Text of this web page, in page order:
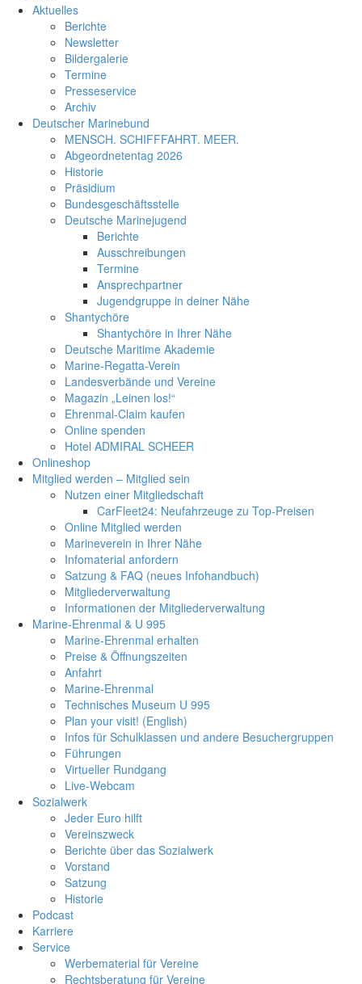
Aktuelles
Berichte
Newsletter
Bildergalerie
Termine
Presseservice
Archiv
Deutscher Marinebund
MENSCH. SCHIFFFAHRT. MEER.
Abgeordnetentag 2026
Historie
Präsidium
Bundesgeschäftsstelle
Deutsche Marinejugend
Berichte
Ausschreibungen
Termine
Ansprechpartner
Jugendgruppe in deiner Nähe
Shantychöre
Shantychöre in Ihrer Nähe
Deutsche Maritime Akademie
Marine-Regatta-Verein
Landesverbände und Vereine
Magazin „Leinen los!“
Ehrenmal-Claim kaufen
Online spenden
Hotel ADMIRAL SCHEER
Onlineshop
Mitglied werden – Mitglied sein
Nutzen einer Mitgliedschaft
CarFleet24: Neufahrzeuge zu Top-Preisen
Online Mitglied werden
Marineverein in Ihrer Nähe
Infomaterial anfordern
Satzung & FAQ (neues Infohandbuch)
Mitgliederverwaltung
Informationen der Mitgliederverwaltung
Marine-Ehrenmal & U 995
Marine-Ehrenmal erhalten
Preise & Öffnungszeiten
Anfahrt
Marine-Ehrenmal
Technisches Museum U 995
Plan your visit! (English)
Infos für Schulklassen und andere Besuchergruppen
Führungen
Virtueller Rundgang
Live-Webcam
Sozialwerk
Jeder Euro hilft
Vereinszweck
Berichte über das Sozialwerk
Vorstand
Satzung
Historie
Podcast
Karriere
Service
Werbematerial für Vereine
Rechtsberatung für Vereine